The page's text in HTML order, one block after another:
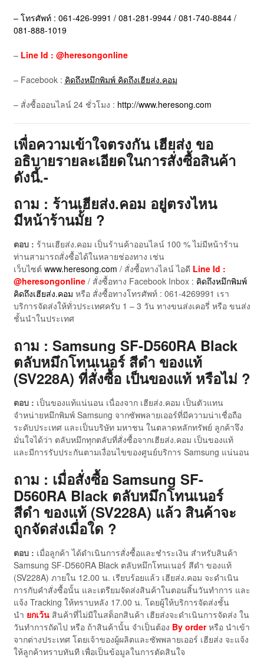
– โทรศัพท์ : 061-426-9991 / 081-281-9944 / 081-740-8844 /
081-888-1019
– Line Id : @heresongonline
– Facebook : คิดถึงหมึกพิมพ์ คิดถึงเฮียส่ง.คอม
– สั่งซื้อออนไลน์ 24 ชั่วโมง : http://www.heresong.com
เพื่อความเข้าใจตรงกัน เฮียส่ง ขอ
อธิบายรายละเอียดในการสั่งซื้อสินค้า
ดังนี้.-
ถาม : ร้านเฮียส่ง.คอม อยู่ตรงไหน
มีหน้าร้านมั้ย ?
ตอบ : ร้านเฮียส่ง.คอม เป็นร้านค้าออนไลน์ 100 % ไม่มีหน้าร้าน
ท่านสามารถสั่งซื้อได้ในหลายช่องทาง เช่น
เว็บไซต์ www.heresong.com / สั่งซื้อทางไลน์ ไอดี Line Id :
@heresongonline / สั่งซื้อทาง Facebook Inbox : คิดถึงหมึกพิมพ์
คิดถึงเฮียส่ง.คอม หรือ สั่งซื้อทางโทรศัพท์ : 061-4269991 เรา
บริการจัดส่งให้ทั่วประเทศครับ 1 – 3 วัน ทางขนส่งเคอรี่ หรือ ขนส่ง
ชั้นนำในประเทศ
ถาม : Samsung SF-D560RA Black
ตลับหมึกโทนเนอร์ สีดำ ของแท้
(SV228A) ที่สั่งซื้อ เป็นของแท้ หรือไม่ ?
ตอบ : เป็นของแท้แน่นอน เนื่องจาก เฮียส่ง.คอม เป็นตัวแทน
จำหน่ายหมึกพิมพ์ Samsung จากซัพพลายเออร์ที่มีความน่าเชื่อถือ
ระดับประเทศ และเป็นบริษัท มหาชน ในตลาดหลักทรัพย์ ลูกค้าจึง
มั่นใจได้ว่า ตลับหมึกทุกตลับที่สั่งซื้อจากเฮียส่ง.คอม เป็นของแท้
และมีการรับประกันตามเงื่อนไขของศูนย์บริการ Samsung แน่นอน
ถาม : เมื่อสั่งซื้อ Samsung SF-
D560RA Black ตลับหมึกโทนเนอร์
สีดำ ของแท้ (SV228A) แล้ว สินค้าจะ
ถูกจัดส่งเมื่อใด ?
ตอบ : เมื่อลูกค้า ได้ดำเนินการสั่งซื้อและชำระเงิน สำหรับสินค้า
Samsung SF-D560RA Black ตลับหมึกโทนเนอร์ สีดำ ของแท้
(SV228A) ภายใน 12.00 น. เรียบร้อยแล้ว เฮียส่ง.คอม จะดำเนิน
การกับคำสั่งซื้อนั้น และเตรียมจัดส่งสินค้าในตอนสิ้นวันทำการ และ
แจ้ง Tracking ให้ทราบหลัง 17.00 น. โดยผู้ให้บริการจัดส่งชั้น
นำ ยกเว้นสินค้าที่ไม่มีในสต็อกสินค้า เฮียส่งจะดำเนินการจัดส่ง ใน
วันทำการถัดไป หรือ ถ้าสินค้านั้น จำเป็นต้อง By orderหรือ นำเข้า
จากต่างประเทศ โดยเจ้าของผู้ผลิตและซัพพลายเออร์ เฮียส่ง จะแจ้ง
ให้ลูกค้าทราบทันที เพื่อเป็นข้อมูลในการตัดสินใจ